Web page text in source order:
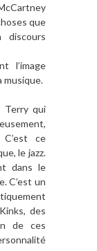
que
l’image
musique.
Terry qui
ce
le jazz.
dans le
C’est un
des
de ces